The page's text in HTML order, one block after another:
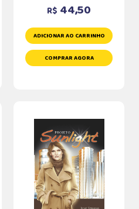
R$ 44,50
ADICIONAR AO CARRINHO
COMPRAR AGORA